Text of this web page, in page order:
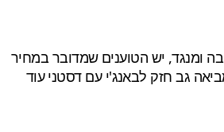
ומנגד, יש הטוענים שמדובר במחיר
גב חזק לבאנג'י עם דסטני עוד